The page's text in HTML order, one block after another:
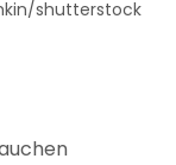
shutterstock